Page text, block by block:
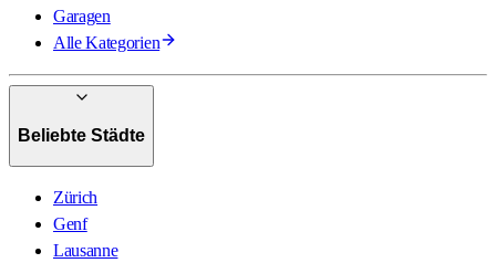
Garagen
Alle Kategorien
Beliebte Städte
Zürich
Genf
Lausanne